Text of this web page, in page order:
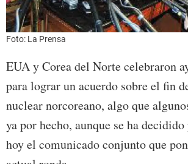
Foto: La Prensa
EUA y Corea del Norte celebraron
para lograr un acuerdo sobre el fin
nuclear norcoreano, algo que
ya por hecho, aunque se ha
hoy el comunicado conjunto que